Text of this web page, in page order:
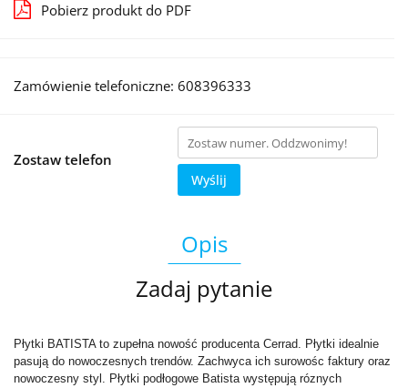
Pobierz produkt do PDF
Zamówienie telefoniczne: 608396333
Zostaw telefon
Wyślij
Opis
Zadaj pytanie
Płytki BATISTA to zupełna nowość producenta Cerrad. Płytki idealnie
pasują do nowoczesnych trendów. Zachwyca ich surowośc faktury oraz
nowoczesny styl. Płytki podłogowe Batista występują róznych